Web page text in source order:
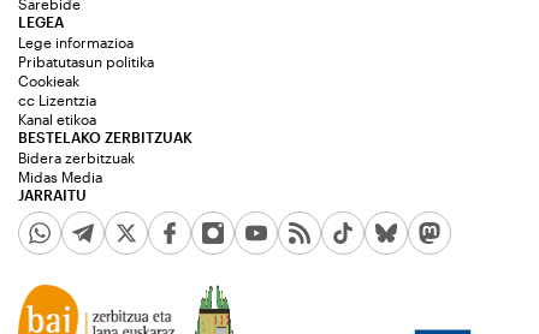
Sarebide
JARRAITU
LEGEA
Lege informazioa
Pribatutasun politika
Cookieak
cc Lizentzia
Kanal etikoa
BESTELAKO ZERBITZUAK
Bidera zerbitzuak
Midas Media